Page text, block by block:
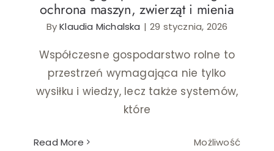
Ślub i wesele
Wystrój wnętrz
ochrona maszyn, zwierząt i mienia
ByKlaudia Michalska | 29 stycznia, 2026
Współczesne gospodarstwo rolne to
przestrzeń wymagająca nie tylko
wysiłku i wiedzy, lecz także systemów,
które
Read More
Możliwość